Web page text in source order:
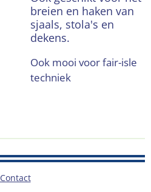
breien en haken van
sjaals, stola's en
dekens.
Ook mooi voor fair-isle
techniek
Contact